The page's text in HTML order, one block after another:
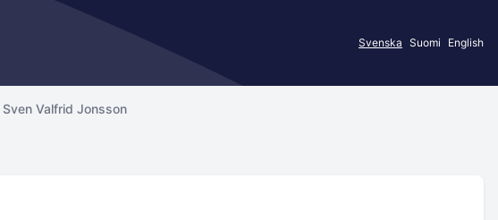
Svenska Suomi English
Sven Valfrid Jonsson